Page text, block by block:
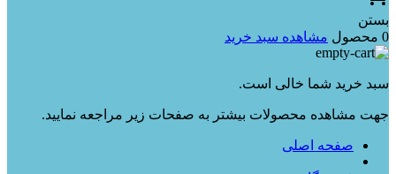
بستن
0 محصول
مشاهده سبد خرید
سبد خرید شما خالی است.
جهت مشاهده محصولات بیشتر به صفحات زیر مراجعه نمایید.
صفحه اصلی